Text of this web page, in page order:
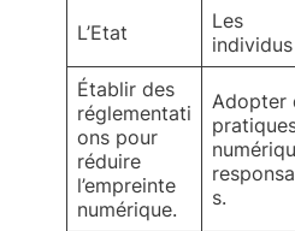
L’Etat
Les
individus
Établir des
réglementati
ons pour
réduire
l’empreinte
numérique.
Adopter
s.